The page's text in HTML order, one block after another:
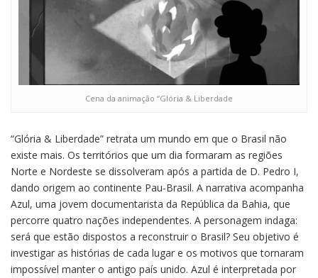
Cena da animação “Glória & Liberdade
“Glória & Liberdade” retrata um mundo em que o Brasil não
existe mais. Os territórios que um dia formaram as regiões
Norte e Nordeste se dissolveram após a partida de D. Pedro I,
dando origem ao continente Pau-Brasil. A narrativa acompanha
Azul, uma jovem documentarista da República da Bahia, que
percorre quatro nações independentes. A personagem indaga:
será que estão dispostos a reconstruir o Brasil? Seu objetivo é
investigar as histórias de cada lugar e os motivos que tornaram
impossível manter o antigo país unido. Azul é interpretada por